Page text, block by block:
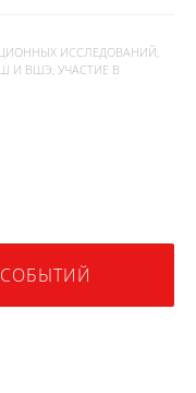
ИССЛЕДОВАНИЙ,
И ВШЭ, УЧАСТИЕ В